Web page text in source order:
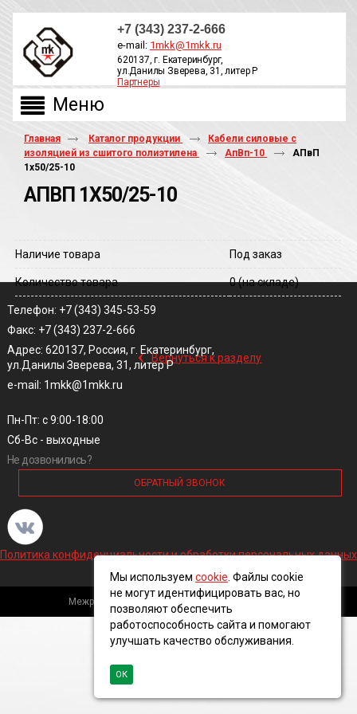
+7 (343) 237-2-666
e-mail: 1mkk@1mkk.ru
620137, г. Екатеринбург,
ул.Данилы Зверева, 31, литер Р
Партнеры
Главная Каталог продукции
Кабели силовые с
изоляцией из сшитого полиэтилена
АпВп-10
АПвП
1х50/25-10
АПВП 1Х50/25-10
Наличие товара Под заказ
Количество товара 0(на складе)
‹ Вернуться к разделу
Телефон: +7 (343) 345-53-59
Факс: +7 (343) 237-2-666
Адрес: 620137, Россия, г. Екатеринбург,
ул.Данилы Зверева, 31, литер Р
e-mail: 1mkk@1mkk.ru
Пн-Пт: с 9:00-18:00
Сб-Вс - выходные
Не дозвонились?
ОБРАТНЫЙ ЗВОНОК
Политика конфиденциальности и обработки персональных данных
Межрегиональная кабельная компания, 2016 ©
Мы используем cookie . Файлы cookie
не могут идентифицировать вас, но
позволяют обеспечить
работоспособность сайта и помогают
улучшать качество обслуживания.
ОК